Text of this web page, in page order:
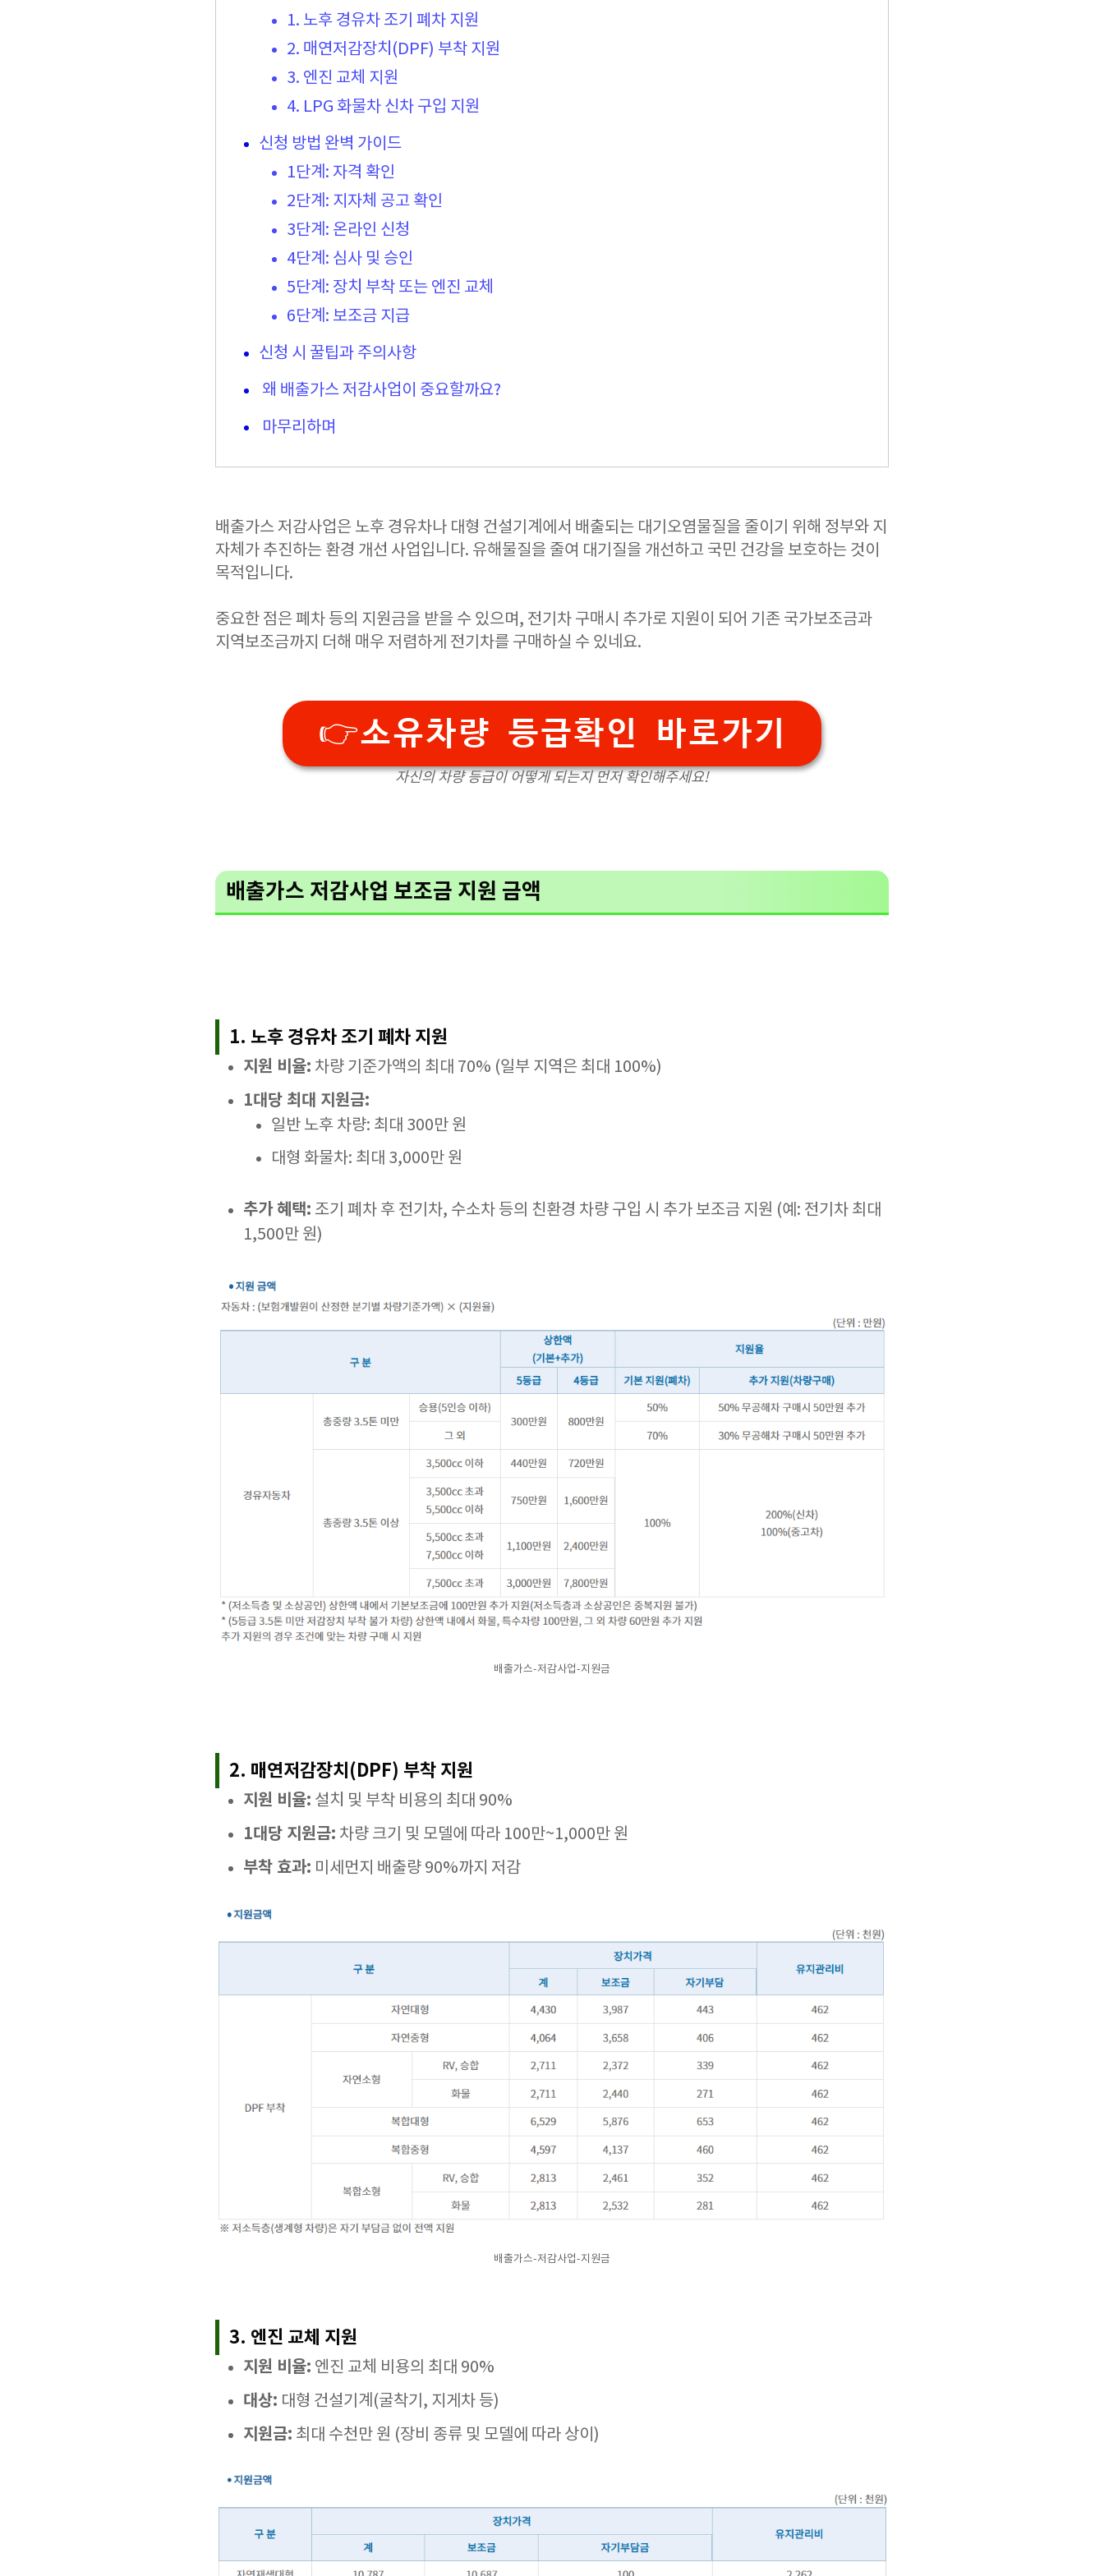
1. 노후 경유차 조기 폐차 지원
2. 매연저감장치(DPF) 부착 지원
3. 엔진 교체 지원
4. LPG 화물차 신차 구입 지원
신청 방법 완벽 가이드
1단계: 자격 확인
2단계: 지자체 공고 확인
3단계: 온라인 신청
4단계: 심사 및 승인
5단계: 장치 부착 또는 엔진 교체
6단계: 보조금 지급
신청 시 꿀팁과 주의사항
왜 배출가스 저감사업이 중요할까요?
마무리하며
배출가스 저감사업은 노후 경유차나 대형 건설기계에서 배출되는 대기오염물질을 줄이기 위해 정부와 지
자체가 추진하는 환경 개선 사업입니다. 유해물질을 줄여 대기질을 개선하고 국민 건강을 보호하는 것이
목적입니다.
중요한 점은 폐차 등의 지원금을 받을 수 있으며, 전기차 구매시 추가로 지원이 되어 기존 국가보조금과
지역보조금까지 더해 매우 저렴하게 전기차를 구매하실 수 있네요.
👉소유차량 등급확인 바로가기
자신의 차량 등급이 어떻게 되는지 먼저 확인해주세요!
배출가스 저감사업 보조금 지원 금액
1. 노후 경유차 조기 폐차 지원
지원 비율: 차량 기준가액의 최대 70% (일부 지역은 최대 100%)
1대당 최대 지원금:
일반 노후 차량: 최대 300만 원
대형 화물차: 최대 3,000만 원
추가 혜택: 조기 폐차 후 전기차, 수소차 등의 친환경 차량 구입 시 추가 보조금 지원 (예: 전기차 최대
1,500만 원)
배출가스-저감사업-지원금
2. 매연저감장치(DPF) 부착 지원
지원 비율: 설치 및 부착 비용의 최대 90%
1대당 지원금: 차량 크기 및 모델에 따라 100만~1,000만 원
부착 효과: 미세먼지 배출량 90%까지 저감
배출가스-저감사업-지원금
3. 엔진 교체 지원
지원 비율: 엔진 교체 비용의 최대 90%
대상: 대형 건설기계(굴착기, 지게차 등)
지원금: 최대 수천만 원 (장비 종류 및 모델에 따라 상이)